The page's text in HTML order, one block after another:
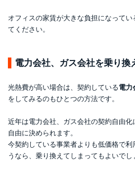
オフィスの家賃が大きな負担になって
てください。
電力会社、ガス会社を乗り換
光熱費が高い場合は、契約している電力
をしてみるのもひとつの方法です。
近年は電力会社、ガス会社の契約自由
自由に決められます。
今契約している事業者よりも低価格で利
うなら、乗り換えてしまってもよいでし